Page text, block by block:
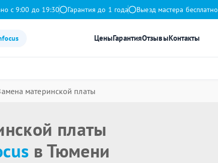
с 9:00 до 19:30 Гарантия до 1 года Выезд мастера бесплатно
ЦеныГарантияОтзывыКонтакты
материнской платы
платы
в Тюмени